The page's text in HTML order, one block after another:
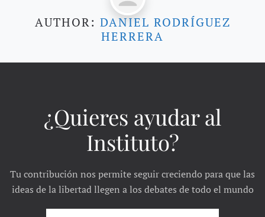
AUTHOR: DANIEL RODRÍGUEZ
HERRERA
¿Quieres ayudar al
Instituto?
Tu contribución nos permite seguir creciendo para que las
ideas de la libertad llegen a los debates de todo el mundo